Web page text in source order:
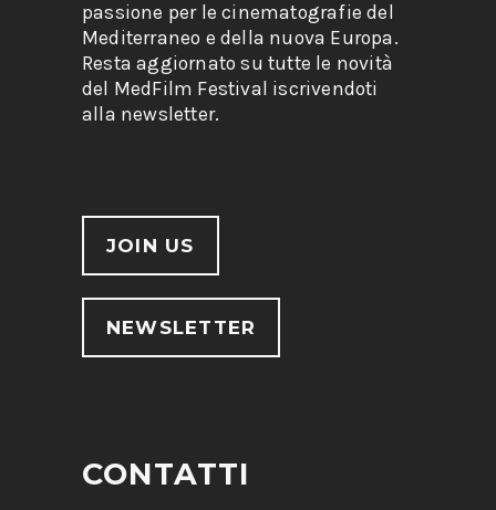
passione per le cinematografie del
Mediterraneo e della nuova Europa.
Resta aggiornato su tutte le novità
del MedFilm Festival iscrivendoti
alla newsletter.
JOIN US
NEWSLETTER
CONTATTI